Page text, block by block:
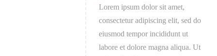
Lorem ipsum dolor sit amet,
consectetur adipiscing elit, sed do
eiusmod tempor incididunt ut
labore et dolore magna aliqua. Ut